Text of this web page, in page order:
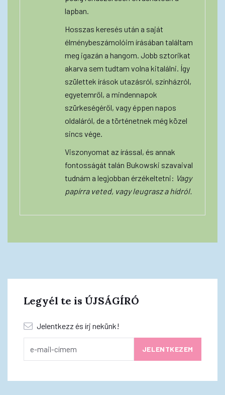
lapban.
Hosszas keresés után a saját
élménybeszámolóim írásában találtam
meg igazán a hangom. Jobb sztorikat
akarva sem tudtam volna kitalálni. Így
születtek írások utazásról, színházról,
egyetemről, a mindennapok
szürkeségéről, vagy éppen napos
oldaláról, de a történetnek még közel
sincs vége.
Viszonyomat az írással, és annak
fontosságát talán Bukowski szavaival
tudnám a legjobban érzékeltetni: Vagy
papírra veted, vagy leugrasz a hídról.
Legyél te is ÚJSÁGÍRÓ
Jelentkezz és írj nekünk!